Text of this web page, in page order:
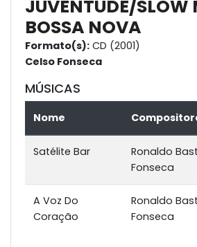
JUVENTUDE/SLOW
BOSSA NOVA
Formato(s): CD (2001)
Celso Fonseca
MÚSICAS
Nome
Satélite Bar
Ronaldo
Fonseca
A Voz Do
Coração
Ronaldo
Fonseca